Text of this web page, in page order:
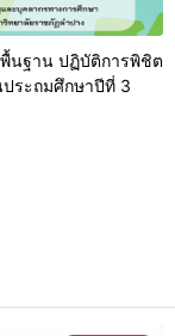
นฐาน ปฏิบัติการพิชิต
ประถมศึกษาปีที่ 3